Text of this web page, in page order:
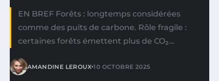
EN BREF Forêts : longtemps considérées
comme des puits de carbone. Rôle fragile :
certaines forêts émettent plus de CO₂…
AMANDINE LEROUX•10 OCTOBRE 2025